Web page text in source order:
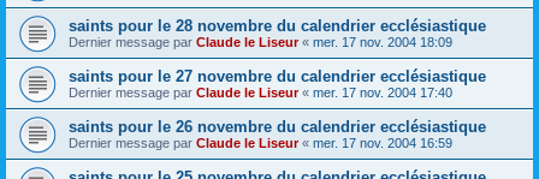
saints pour le 28 novembre du calendrier ecclésiastique
Dernier message par Claude le Liseur« mer. 17 nov. 2004 18:09
saints pour le 27 novembre du calendrier ecclésiastique
Dernier message par Claude le Liseur« mer. 17 nov. 2004 17:40
saints pour le 26 novembre du calendrier ecclésiastique
Dernier message par Claude le Liseur« mer. 17 nov. 2004 16:59